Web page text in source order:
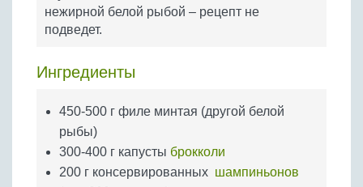
Бобовые
Яйца
нежирной белой рыбой – рецепт не
подведет.
Ингредиенты
450-500 г филе минтая (другой белой
рыбы)
300-400 г капусты брокколи
200 г консервированных шампиньонов